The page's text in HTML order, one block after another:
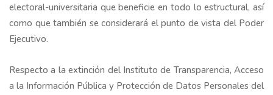
electoral-universitaria que beneficie en todo lo estructural, así
como que también se considerará el punto de vista del Poder
Ejecutivo.
Respecto a la extinción del Instituto de Transparencia, Acceso
a la Información Pública y Protección de Datos Personales del